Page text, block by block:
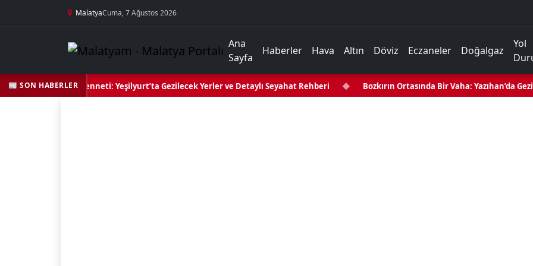
MalatyaCuma, 7 Ağustos 2026
Ana
Sayfa
Haberler Hava Altın Döviz Eczaneler Doğalgaz
Yol
📰 SON HABERLER
Kalbi ve Kültür Cenneti: Yeşilyurt’ta Gezilecek Yerler ve Detaylı Seyahat Rehberi ◆ Bozkırın Ortasında Bir Vaha: Yazıhan’da